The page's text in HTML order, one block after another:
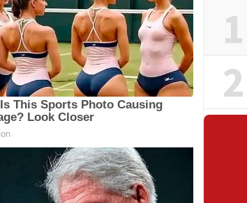
1
2